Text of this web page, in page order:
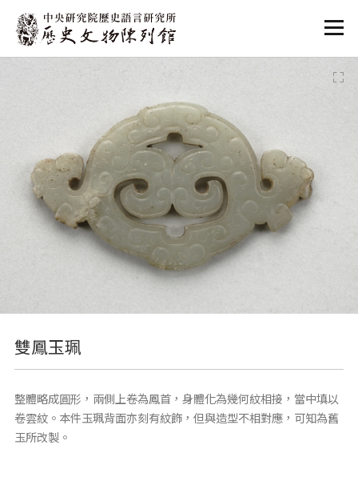
雙鳳玉珮
整體略成圓形，兩側上卷為鳳首，身體化為幾何紋相接，當中填以
卷雲紋。本件玉珮背面亦刻有紋飾，但與造型不相對應，可知為舊
玉所改製。